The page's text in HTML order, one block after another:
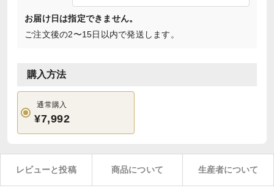
お届け日は指定できません。
ご注文後の2〜15日以内で発送します。
購入方法
通常購入
¥7,992
レビューと投稿 商品について 生産者について